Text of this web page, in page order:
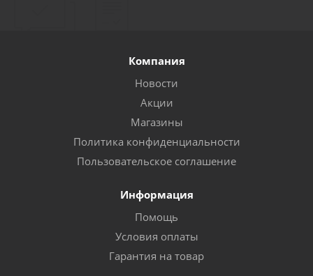
Компания
Новости
Акции
Магазины
Политика конфиденциальности
Пользовательское соглашение
Информация
Помощь
Условия оплаты
Гарантия на товар